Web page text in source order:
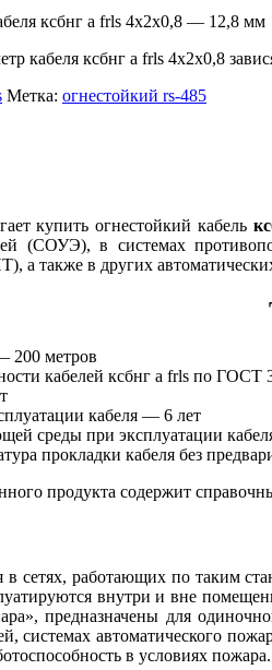
ксбнг а frls 4х2х0,8 — 12,8 мм
кабеля ксбнг а frls 4х2х0,8
Метка: огнестойкий rs-485
купить огнестойкий кабель
(СОУЭ), в системах
а также в других
200 метров
кабелей ксбнг а frls по
кабеля — 6 лет
среды при эксплуатации
прокладки кабеля без
продукта содержит
в сетях, работающих по таким
внутри и вне
предназначены для
системах автоматического
в условиях пожара.